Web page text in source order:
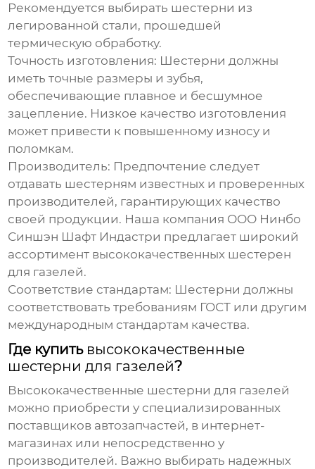
Рекомендуется выбирать шестерни из
легированной стали, прошедшей
термическую обработку.
Точность изготовления: Шестерни должны
иметь точные размеры и зубья,
обеспечивающие плавное и бесшумное
зацепление. Низкое качество изготовления
может привести к повышенному износу и
поломкам.
Производитель: Предпочтение следует
отдавать шестерням известных и проверенных
производителей, гарантирующих качество
своей продукции. Наша компания ООО Нинбо
Синшэн Шафт Индастри предлагает широкий
ассортимент высококачественных шестерен
для газелей.
Соответствие стандартам: Шестерни должны
соответствовать требованиям ГОСТ или другим
международным стандартам качества.
Где купить высококачественные
шестерни для газелей?
Высококачественные шестерни для газелей
можно приобрести у специализированных
поставщиков автозапчастей, в интернет-
магазинах или непосредственно у
производителей. Важно выбирать надежных